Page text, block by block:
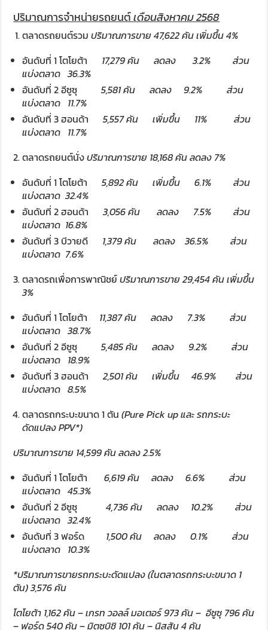
ปริมาณการจำหน่ายรถยนต์เดือนสิงหาคม2568
ตลาดรถยนต์รวมปริมาณการขาย47,622คัน เพิ่มขึ้น4%
อันดับที่ 1 โตโยต้า 17,279คัน ลดลง3.2% ส่วน
แบ่งตลาด 36.3%
อันดับที่ 2 อีซูซุ
5,581คัน ลดลง9.2%
ส่วน
แบ่งตลาด 11.7%
อันดับที่ 3 ฮอนด้า5,557คัน เพิ่มขึ้น 11% ส่วน
แบ่งตลาด 11.7%
ตลาดรถยนต์นั่งปริมาณการขาย 18,168คัน ลดลง 7%
อันดับที่ 1 โตโยต้า5,892คัน เพิ่มขึ้น 6.1%ส่วน
แบ่งตลาด32.4%
อันดับที่ 2 ฮอนด้า3,056คัน ลดลง 7.5% ส่วน
แบ่งตลาด 16.8%
อันดับที่ 3 บีวายดี 1,379คัน ลดลง 36.5%ส่วน
แบ่งตลาด 7.6%
ตลาดรถเพื่อการพาณิชย์ปริมาณการขาย29,454คัน เพิ่มขึ้น
3%
อันดับที่ 1 โตโยต้า 11,387คัน ลดลง 7.3%ส่วน
แบ่งตลาด 38.7%
อันดับที่ 2 อีซูซุ5,485คัน ลดลง 9.2%ส่วน
แบ่งตลาด 18.9%
อันดับที่ 3 ฮอนด้า2,501คัน เพิ่มขึ้น 46.9%ส่วน
แบ่งตลาด 8.5%
ตลาดรถกระบะขนาด 1 ตัน(Pure Pick up และ รถกระบะ
ดัดแปลง PPV*)
ปริมาณการขาย 14,599คัน ลดลง2.5%
อันดับที่ 1 โตโยต้า6,619คัน ลดลง 6.6%
ส่วน
แบ่งตลาด 45.3%
อันดับที่ 2 อีซูซุ
4,736คัน ลดลง 10.2% ส่วน
แบ่งตลาด 32.4%
อันดับที่ 3 ฟอร์ด 1,500คัน ลดลง 0.1%ส่วน
แบ่งตลาด 10.3%
*ปริมาณการขายรถกระบะดัดแปลง(ในตลาดรถกระบะขนาด 1
ตัน) 3,576คัน
โตโยต้า 1,162คัน–เกรท วอลล์ มอเตอร์973คัน–อีซูซุ 796คัน
– ฟอร์ด540คัน–มิตซูบิชิ 101คัน–นิสสัน4คัน